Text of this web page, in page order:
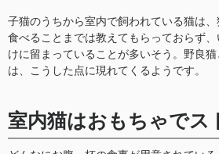
子猫のうちから室内で飼われている猫は
食べることまでは教えてもらっておらず
けに留まっていることが多いそう。野良
は、こうした点に現れてくるようです。
室内猫はおもちゃでス